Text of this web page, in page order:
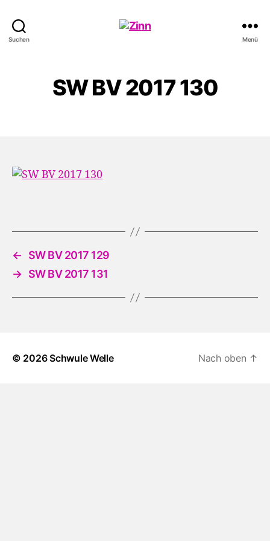
Suchen Menü
SW BV 2017 130
←
SW BV 2017 129
→ SW BV 2017 131
© 2026Schwule Welle Nach oben ↑